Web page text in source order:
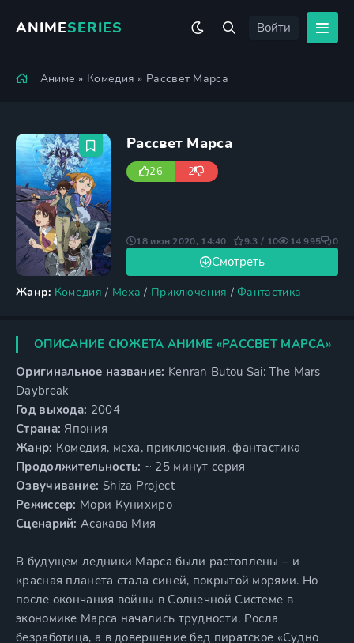
ANIMESERIES Войти
Аниме » Комедия » Рассвет Марса
Рассвет Марса
26 2
Жанр: Комедия / Меха / Приключения / Фантастика
Смотреть
18 июн 2020, 14:40 9.3 / 10 14 995 0
ОПИСАНИЕ СЮЖЕТА АНИМЕ «РАССВЕТ МАРСА»
Оригинальное название: Kenran Butou Sai: The Mars
Daybreak
Год выхода: 2004
Страна: Япония
Жанр: Комедия, меха, приключения, фантастика
Продолжительность: ~ 25 минут серия
Озвучивание: Shiza Project
Режиссер: Мори Кунихиро
Сценарий: Асакава Мия
В будущем ледники Марса были растоплены – и
красная планета стала синей, покрытой морями. Но
после окончания войны в Солнечной Системе в
экономике Марса начались трудности. Росла
безработица, а в довершение бед пиратское «Судно